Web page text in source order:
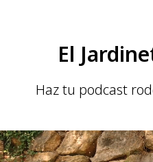
El
Haz tu podcast